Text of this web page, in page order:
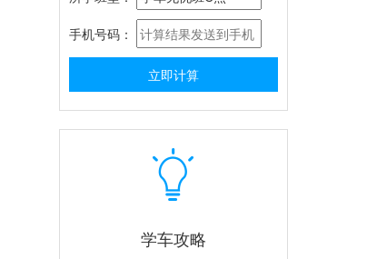
手机号码：
立即计算
学车攻略